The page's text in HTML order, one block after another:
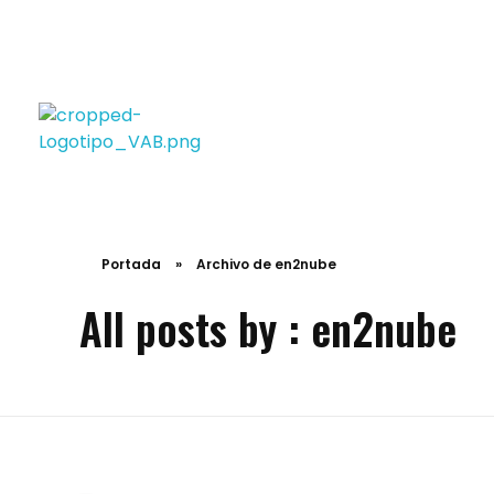
Portada » Archivo de en2nube
All posts by : en2nube